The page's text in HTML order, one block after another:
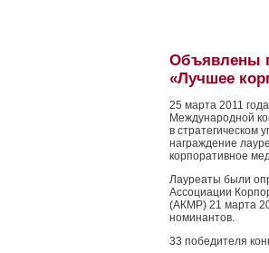
Объявлены
«Лучшее
25 марта 2011
Международной
в стратегическом
награждение
корпоративное
Лауреаты были
Ассоциации
(АКМР) 21 марта
номинантов.
33 победителя